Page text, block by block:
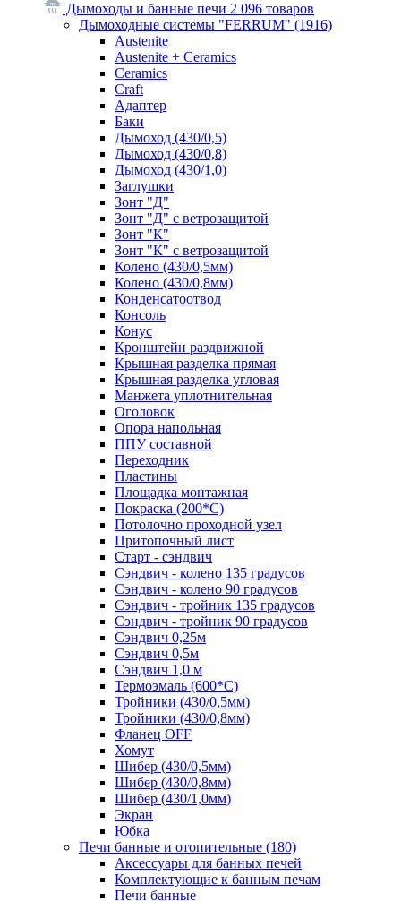
Дымоходы и банные печи 2 096 товаров
Дымоходные системы "FERRUM" (1916)
Austenite
Austenite + Ceramics
Ceramics
Craft
Адаптер
Баки
Дымоход (430/0,5)
Дымоход (430/0,8)
Дымоход (430/1,0)
Заглушки
Зонт "Д"
Зонт "Д" с ветрозащитой
Зонт "К"
Зонт "К" с ветрозащитой
Колено (430/0,5мм)
Колено (430/0,8мм)
Конденсатоотвод
Консоль
Конус
Кронштейн раздвижной
Крышная разделка прямая
Крышная разделка угловая
Манжета уплотнительная
Оголовок
Опора напольная
ППУ составной
Переходник
Пластины
Площадка монтажная
Покраска (200*С)
Потолочно проходной узел
Притопочный лист
Старт - сэндвич
Сэндвич - колено 135 градусов
Сэндвич - колено 90 градусов
Сэндвич - тройник 135 градусов
Сэндвич - тройник 90 градусов
Сэндвич 0,25м
Сэндвич 0,5м
Сэндвич 1,0 м
Термоэмаль (600*С)
Тройники (430/0,5мм)
Тройники (430/0,8мм)
Фланец OFF
Хомут
Шибер (430/0,5мм)
Шибер (430/0,8мм)
Шибер (430/1,0мм)
Экран
Юбка
Печи банные и отопительные (180)
Аксессуары для банных печей
Комплектующие к банным печам
Печи банные